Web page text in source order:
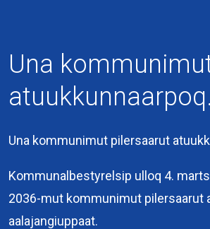
Una
atuukkunnaarpoq.
Una kommunimut pilersaarut
Kommunalbestyrelsip ulloq 4.
2036-mut kommunimut pilersaarut
aalajangiuppaat.
Kommuneqarfik
Sermersooq
Kuussuaq 2
3900 Nuuk